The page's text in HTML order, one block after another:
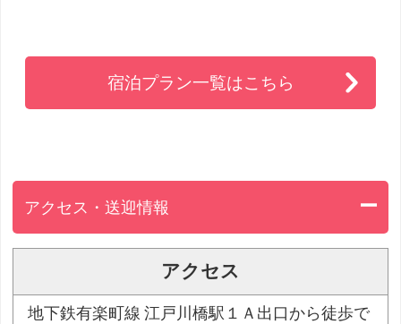
宿泊プラン一覧はこちら
アクセス・送迎情報
アクセス
地下鉄有楽町線 江戸川橋駅１Ａ出口から徒歩で